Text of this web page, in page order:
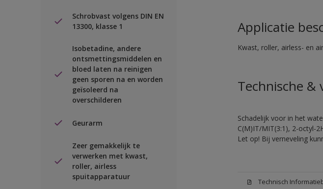
Schrobvast volgens DIN EN
13300, klasse 1
Isobetadine, andere
ontsmettingsmiddelen en
bloed laten na reinigen
geen sporen na en worden
geïsoleerd na
overschilderen
Geurarm
Zeer gemakkelijk te
verwerken met kwast,
roller, airless
spuitapparatuur
Applicatie
Kwast, roller, airless- en
Technische &
Schadelijk voor in het
C(M)IT/MIT(3:1), 2-octyl-
Let op! Bij verneveling
Technisch